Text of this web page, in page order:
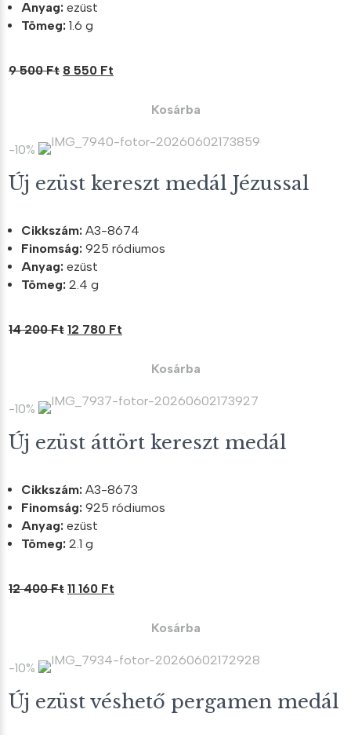
Anyag: ezüst
Tömeg: 1.6 g
9 500Ft Original
500 Ft.
8 550 Ft
550 Ft.
Kosárba
-10%
Új ezüst kereszt medál Jézussal
Cikkszám: A3-8674
Finomság: 925 ródiumos
Anyag: ezüst
Tömeg: 2.4 g
14 200Ft Original
200 Ft.
12 780 Ft
780 Ft.
Kosárba
-10%
Új ezüst áttört kereszt medál
Cikkszám: A3-8673
Finomság: 925 ródiumos
Anyag: ezüst
Tömeg: 2.1 g
12 400Ft Original
400 Ft.
11 160 Ft
160 Ft.
Kosárba
-10%
Új ezüst véshető pergamen medál